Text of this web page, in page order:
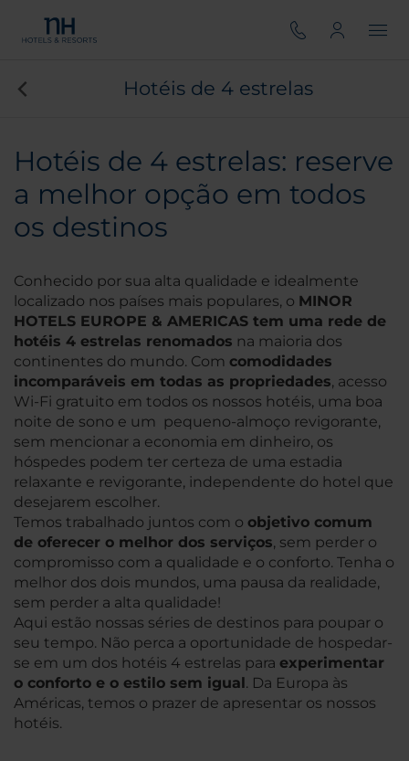
Hotéis de 4 estrelas
Hotéis de 4 estrelas: reserve
a melhor opção em todos
os destinos
Conhecido por sua alta qualidade e idealmente
localizado nos países mais populares, o MINOR
HOTELS EUROPE & AMERICAS tem uma rede de
hotéis 4 estrelas renomados na maioria dos
continentes do mundo. Com comodidades
incomparáveis em todas as propriedades, acesso
Wi-Fi gratuito em todos os nossos hotéis, uma boa
noite de sono e um pequeno-almoço revigorante,
sem mencionar a economia em dinheiro, os
hóspedes podem ter certeza de uma estadia
relaxante e revigorante, independente do hotel que
desejarem escolher.
Temos trabalhado juntos com o objetivo comum
de oferecer o melhor dos serviços, sem perder o
compromisso com a qualidade e o conforto. Tenha o
melhor dos dois mundos, uma pausa da realidade,
sem perder a alta qualidade!
Aqui estão nossas séries de destinos para poupar o
seu tempo. Não perca a oportunidade de hospedar-
se em um dos hotéis 4 estrelas para experimentar
o conforto e o estilo sem igual. Da Europa às
Américas, temos o prazer de apresentar os nossos
hotéis.